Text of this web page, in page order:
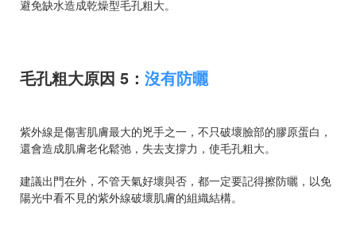
避免缺水造成乾燥型毛孔粗大。
毛孔粗大原因 5： 沒有防曬
紫外線是傷害肌膚最大的兇手之一，不只破壞臉部的膠原蛋白，
還會造成肌膚老化鬆弛，失去支撐力，使毛孔粗大。
建議出門在外，不管天氣好壞與否，都一定要記得擦防曬，以免
陽光中看不見的紫外線破壞肌膚的組織結構。